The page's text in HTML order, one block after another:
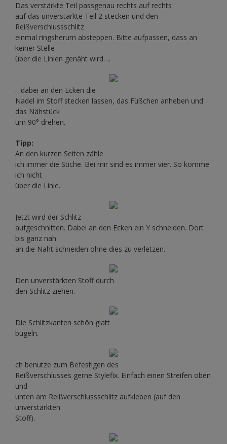
Das verstärkte Teil passgenau rechts auf rechts
auf das unverstärkte Teil 2 stecken und den
Reißverschlussschlitz
einmal ringsherum absteppen. Bitte aufpassen, dass an
keiner Stelle
über die Linien genäht wird….
…dabei an den Ecken die
Nadel im Stoff stecken lassen, das Füßchen anheben und
das Nähstück
um 90° drehen.
Tipp:
An den kurzen Seiten zähle
ich immer die Stiche. Bei mir sind es immer vier. So komme
ich nicht
über die Linie.
Jetzt wird der Schlitz
aufgeschnitten. Dabei an den Ecken ein Y schneiden. Dort
bis ganz nah
an die Naht schneiden ohne dies zu verletzen.
Den unverstärkten Stoff durch
den Schlitz ziehen.
Die Schlitzkanten schön glatt
bügeln.
ch benutze zum Befestigen des
Reißverschlusses gerne Stylefix. Einfach einen Streifen oben
und
unten am Reißverschlussschlitz aufkleben (auf den
unverstärkten
Stoff).